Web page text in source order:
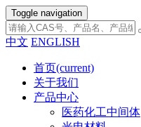
Toggle navigation
中文 ENGLISH
首页(current)
关于我们
产品中心
医药化工中间体